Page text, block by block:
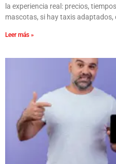
la experiencia real: precios,
mascotas, si hay taxis adaptados,
Leer más »